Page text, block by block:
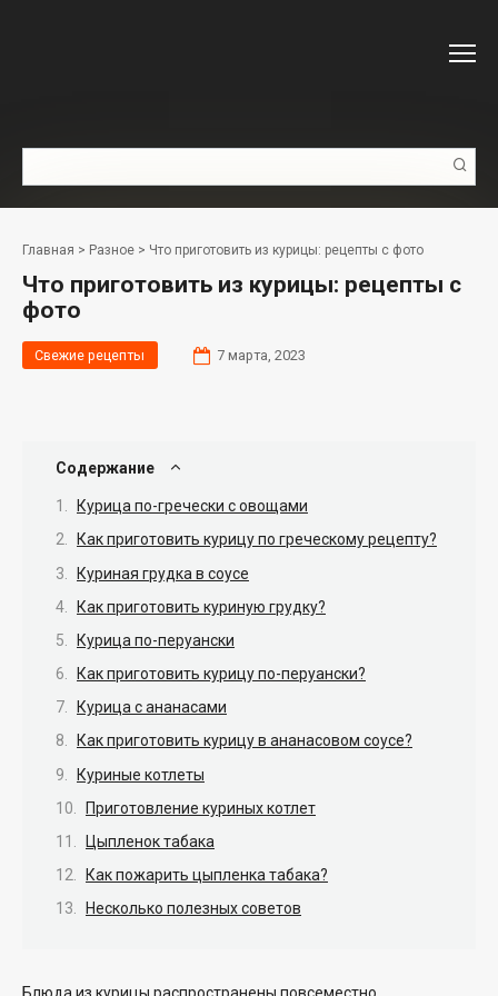
Главная > Разное > Что приготовить из курицы: рецепты с фото
Что приготовить из курицы: рецепты с
фото
Свежие рецепты 7 марта, 2023
Содержание
Курица по-гречески с овощами
Как приготовить курицу по греческому рецепту?
Куриная грудка в соусе
Как приготовить куриную грудку?
Курица по-перуански
Как приготовить курицу по-перуански?
Курица с ананасами
Как приготовить курицу в ананасовом соусе?
Куриные котлеты
Приготовление куриных котлет
Цыпленок табака
Как пожарить цыпленка табака?
Несколько полезных советов
Блюда из курицы распространены повсеместно.